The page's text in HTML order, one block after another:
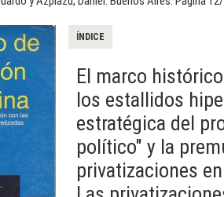
ÍNDICE
El marco
los estallidos
estratégica del
político" y la
privatizaciones